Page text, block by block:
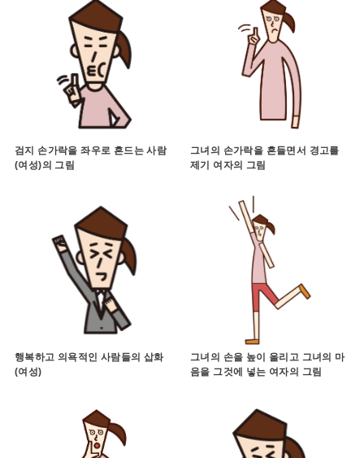
검지 손가락을 좌우로 흔드는 사람
(여성)의 그림
그녀의 손가락을 흔들면서 경고를
제기 여자의 그림
행복하고 의욕적인 사람들의 삽화
(여성)
그녀의 손을 높이 올리고 그녀의 마
음을 그것에 넣는 여자의 그림